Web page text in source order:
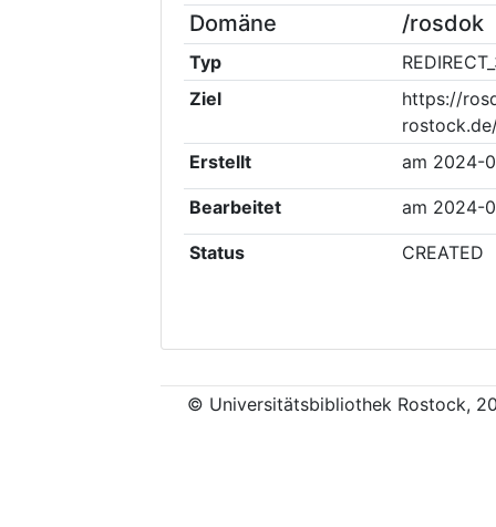
Domäne
/rosdok
Typ
Ziel
https://
Erstellt
am 2024-
Bearbeitet am 2024-
Status CREATED
© Universitätsbibliothek Rostock,